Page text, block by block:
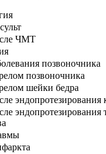
ЧМТ
позвоночника
позвоночника
шейки бедра
эндопротезирования
эндопротезирования